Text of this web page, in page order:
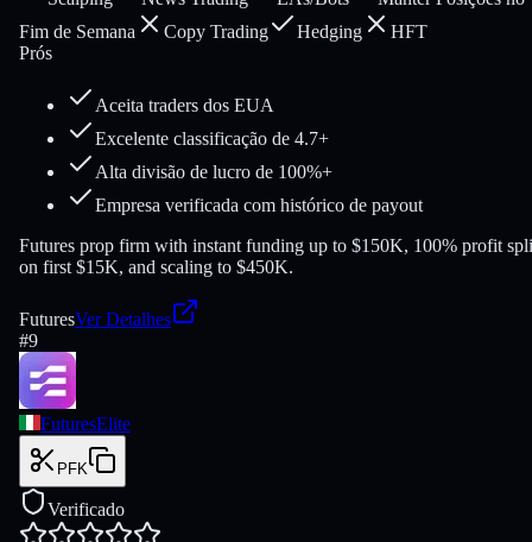
Fim de Semana
Copy Trading Hedging
HFT
Prós
Aceita traders dos EUA
Excelente classificação de 4.7+
Alta divisão de lucro de 100%+
Empresa verificada com histórico de payout
Futures prop firm with instant funding up to $150K, 100% profit
on first $15K, and scaling to $450K.
FuturesVer Detalhes
#9
FuturesElite
PFK
Verificado